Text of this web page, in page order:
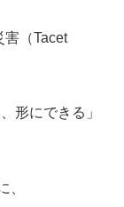
害（Tacet
形にできる」
、